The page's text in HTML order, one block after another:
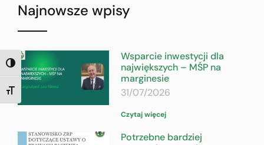
TOGGLE HIGH CONTRAST
TOGGLE FONT SIZE
Najnowsze wpisy
Wsparcie inwestycji dla
największych – MŚP na
marginesie
31/07/2026
Czytaj więcej
Potrzebne bardziej